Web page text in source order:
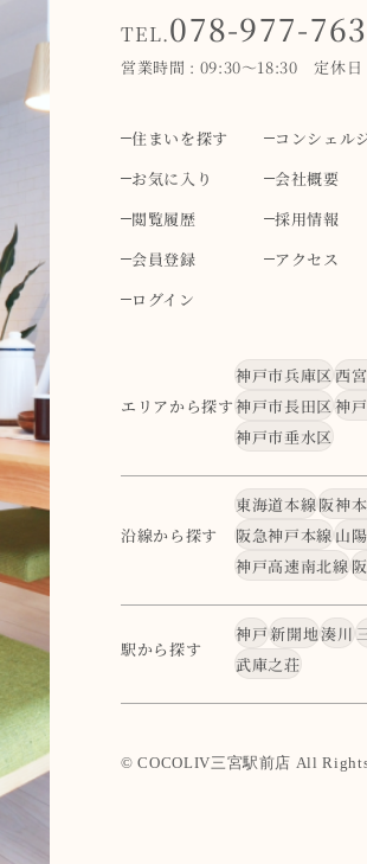
TEL.078-977-
営業時間 : 09:30～18:30 定休日
住まいを探す
コンシェル
お気に入り
会社概要
閲覧履歴
採用情報
会員登録
アクセス
ログイン
エリアから探す
神戸市兵庫区 西
神戸市長田区 神
神戸市垂水区
沿線から探す
東海道本線阪神
阪急神戸本線 山
神戸高速南北線
駅から探す
神戸新開地湊川
武庫之荘
© COCOLIV三宮駅前店 All